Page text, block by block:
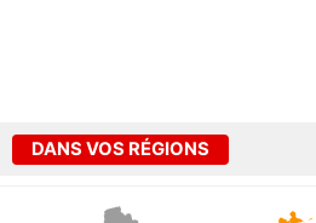
DANS VOS RÉGIONS